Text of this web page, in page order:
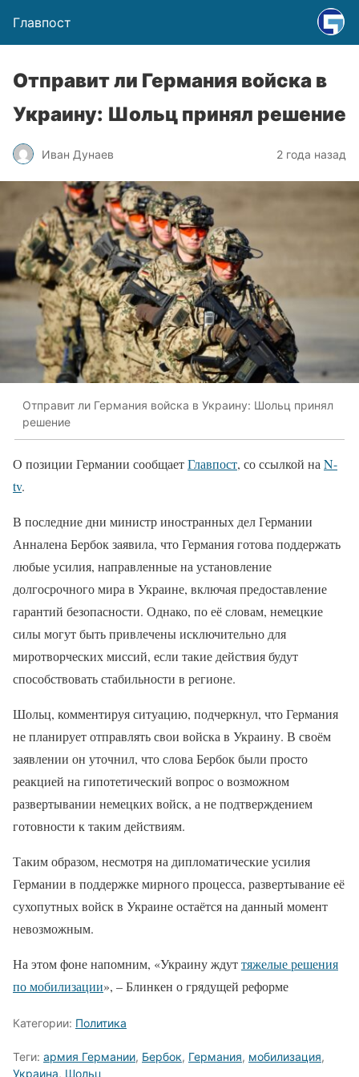
Главпост
Отправит ли Германия войска в
Украину: Шольц принял решение
Иван Дунаев 2 года назад
Отправит ли Германия войска в Украину: Шольц принял
решение
О позиции Германии сообщаетГлавпост, со ссылкой на N-
tv.
В последние дни министр иностранных дел Германии
Анналена Бербок заявила, что Германия готова поддержать
любые усилия, направленные на установление
долгосрочного мира в Украине, включая предоставление
гарантий безопасности. Однако, по её словам, немецкие
силы могут быть привлечены исключительно для
миротворческих миссий, если такие действия будут
способствовать стабильности в регионе.
Шольц, комментируя ситуацию, подчеркнул, что Германия
не планирует отправлять свои войска в Украину. В своём
заявлении он уточнил, что слова Бербок были просто
реакцией на гипотетический вопрос о возможном
развертывании немецких войск, а не подтверждением
готовности к таким действиям.
Таким образом, несмотря на дипломатические усилия
Германии в поддержке мирного процесса, развертывание её
сухопутных войск в Украине остаётся на данный момент
невозможным.
На этом фоне напомним, «Украину ждуттяжелые решения
по мобилизации», – Блинкен о грядущей реформе
Категории: Политика
Теги: армия Германии, Бербок, Германия, мобилизация,
Украина, Шольц